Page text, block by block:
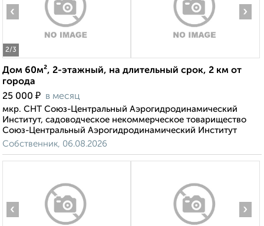
2/3
‹ ›
Дом 60м², 2-этажный, на длительный срок, 2 км от
города
25 000 ₽ в месяц
мкр. СНТ Союз-Центральный Аэрогидродинамический
Институт, садоводческое некоммерческое товарищество
Союз-Центральный Аэрогидродинамический Институт
Собственник, 06.08.2026
‹ ›